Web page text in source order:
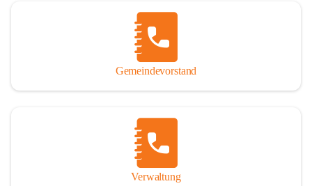
Gemeindevorstand
Verwaltung